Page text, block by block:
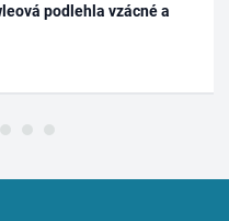
podlehla vzácné a